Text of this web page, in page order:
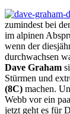
zumindest bei
im alpinen
wenn der
durchwachsen
Dave Graham
Stürmen und
(8C) machen.
Webb vor ein
jetzt geht es für